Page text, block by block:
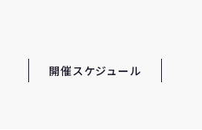
開催スケジュール